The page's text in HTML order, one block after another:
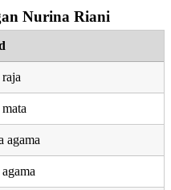
Nurina Riani
agama